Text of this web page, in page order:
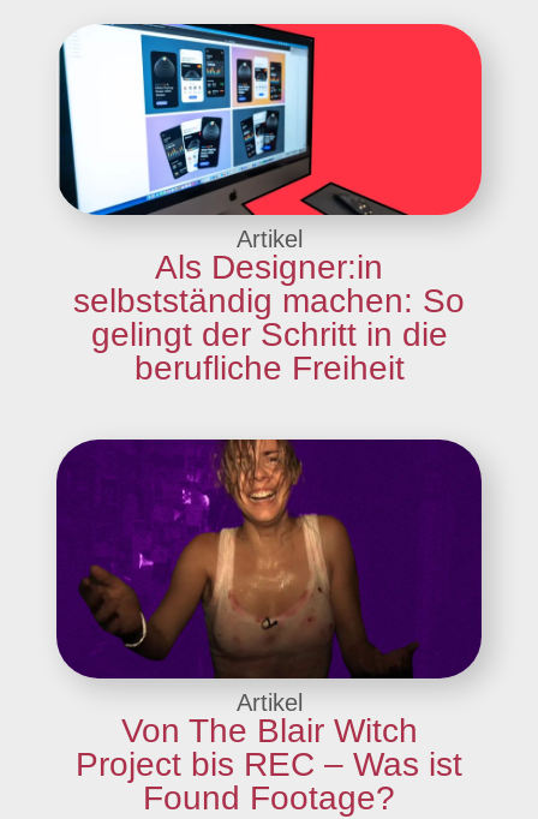
Artikel
Als Designer:in
selbstständig machen: So
gelingt der Schritt in die
berufliche Freiheit
Artikel
Von The Blair Witch
Project bis REC – Was ist
Found Footage?